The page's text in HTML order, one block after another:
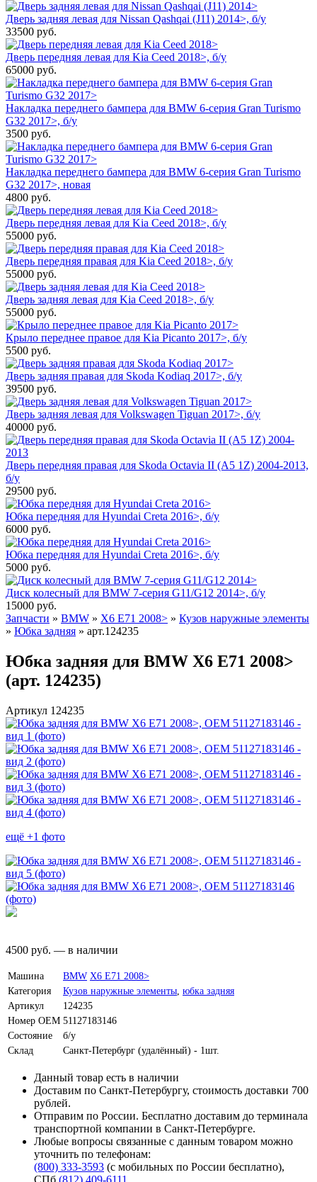
Дверь задняя левая для Nissan Qashqai (J11) 2014>, б/у
33500 руб.
Дверь передняя левая для Kia Ceed 2018>, б/у
65000 руб.
Накладка переднего бампера для BMW 6-серия Gran Turismo
G32 2017>, б/у
3500 руб.
Накладка переднего бампера для BMW 6-серия Gran Turismo
G32 2017>, новая
4800 руб.
Дверь передняя левая для Kia Ceed 2018>, б/у
55000 руб.
Дверь передняя правая для Kia Ceed 2018>, б/у
55000 руб.
Дверь задняя левая для Kia Ceed 2018>, б/у
55000 руб.
Крыло переднее правое для Kia Picanto 2017>, б/у
5500 руб.
Дверь задняя правая для Skoda Kodiaq 2017>, б/у
39500 руб.
Дверь задняя левая для Volkswagen Tiguan 2017>, б/у
40000 руб.
Дверь передняя правая для Skoda Octavia II (A5 1Z) 2004-2013,
б/у
29500 руб.
Юбка передняя для Hyundai Creta 2016>, б/у
6000 руб.
Юбка передняя для Hyundai Creta 2016>, б/у
5000 руб.
Диск колесный для BMW 7-серия G11/G12 2014>, б/у
15000 руб.
Запчасти » BMW » X6 E71 2008> » Кузов наружные элементы
» Юбка задняя » арт.124235
Юбка задняя для BMW X6 E71 2008>
(арт. 124235)
Артикул 124235
ещё +1 фото
4500 руб. — в наличии
Машина BMW X6 E71 2008>
Категория
Кузов наружные элементы юбка задняя
Артикул
124235
Номер OEM 51127183146
Состояние
б/у
Склад
Санкт-Петербург (удалённый) - 1шт.
Данный товар есть в наличии
Доставим по Санкт-Петербургу, стоимость доставки 700
рублей.
Отправим по России. Бесплатно доставим до терминала
транспортной компании в Санкт-Петербурге.
Любые вопросы связанные с данным товаром можно
уточнить по телефонам:
(800) 333-3593 (с мобильных по России бесплатно),
СПб (812) 409-6111